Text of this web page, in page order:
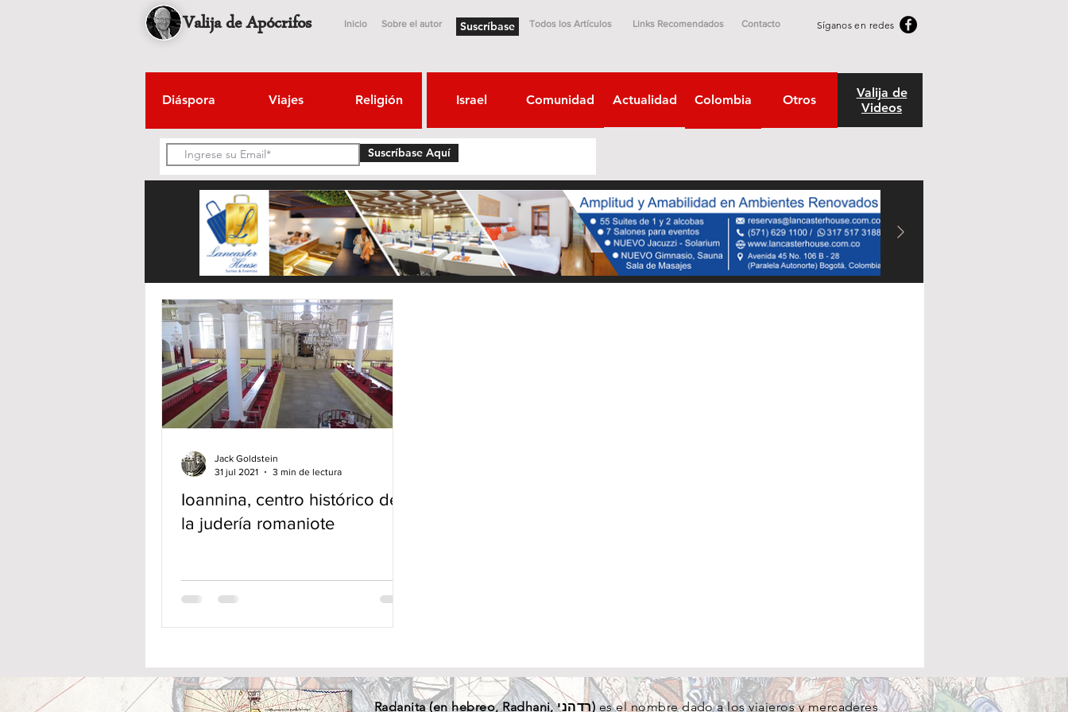
Valija de Apócrifos Inicio Sobre el autor Suscríbase Todos los Artículos Links Recomendados Contacto Síganos en redes
Diáspora Viajes Religión Israel Comunidad Actualidad Colombia Otros
Valija de
Videos
Suscríbase Aquí
Ioannina, centro histórico de
la judería romaniote
Jack Goldstein
31 jul 2021
3 min de lectura
Radanita (enhebreo , Radhani, רדהני)es el nombre dado a los viajeros y mercaderes